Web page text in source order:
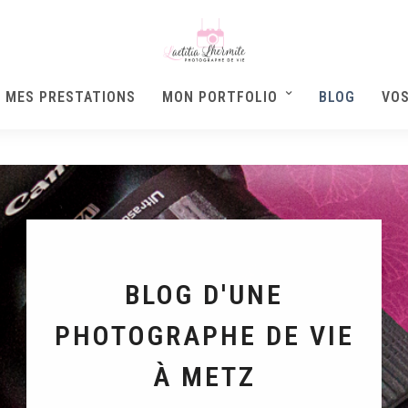
MES PRESTATIONS MON PORTFOLIO BLOG
BLOG D'UNE
PHOTOGRAPHE DE VIE
À METZ